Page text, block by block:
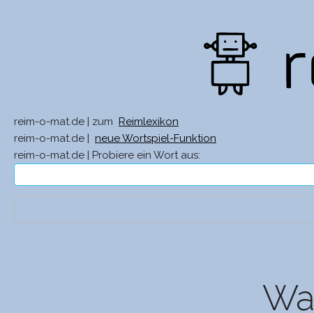
reim-o-mat.de | zum
Reimlexikon
reim-o-mat.de |
neue Wortspiel-Funktion
reim-o-mat.de | Probiere ein Wort aus: